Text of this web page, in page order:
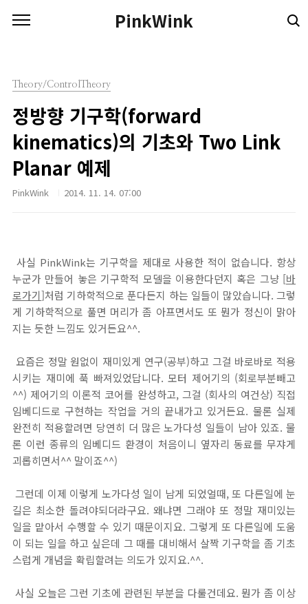
PinkWink
Theory/ControlTheory
정방향 기구학(forward
kinematics)의 기초와 Two Link
Planar 예제
PinkWink 2014. 11. 14. 07:00
사실 PinkWink는 기구학을 제대로 사용한 적이 없습니다. 항상
누군가 만들어 놓은 기구학적 모델을 이용한다던지 혹은 그냥 [바
로가기]처럼 기하학적으로 푼다든지 하는 일들이 많았습니다. 그렇
게 기하학적으로 풀면 머리가 좀 아프면서도 또 뭔가 정신이 맑아
지는 듯한 느낌도 있거든요^^.
요즘은 정말 원없이 재미있게 연구(공부)하고 그걸 바로바로 적용
시키는 재미에 푹 빠져있었답니다. 모터 제어기의 (회로부분빼고
^^) 제어기의 이론적 코어를 완성하고, 그걸 (회사의 여건상) 직접
임베디드로 구현하는 작업을 거의 끝내가고 있거든요. 물론 실제
완전히 적용할려면 당연히 더 많은 노가다성 일들이 남아 있죠. 물
론 이런 종류의 임베디드 환경이 처음이니 옆자리 동료를 무쟈게
괴롭히면서^^ 말이죠^^)
그런데 이제 이렇게 노가다성 일이 남게 되었얼때, 또 다른일에 눈
길은 최소한 돌려야되더라구요. 왜냐면 그래야 또 정말 재미있는
일을 맡아서 수행할 수 있기 때문이지요. 그렇게 또 다른일에 도움
이 되는 일을 하고 싶은데 그 때를 대비해서 살짝 기구학을 좀 기초
스럽게 개념을 확립할려는 의도가 있지요.^^.
사실 오늘은 그런 기초에 관련된 부분을 다룰건데요. 뭔가 좀 이상